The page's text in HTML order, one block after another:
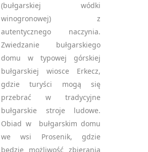
(bułgarskiej wódki
winogronowej) z
autentycznego naczynia.
Zwiedzanie bułgarskiego
domu w typowej górskiej
bułgarskiej wiosce Erkecz,
gdzie turyści mogą się
przebrać w tradycyjne
bułgarskie stroje ludowe.
Obiad w bułgarskim domu
we wsi Prosenik, gdzie
będzie możliwość zbierania